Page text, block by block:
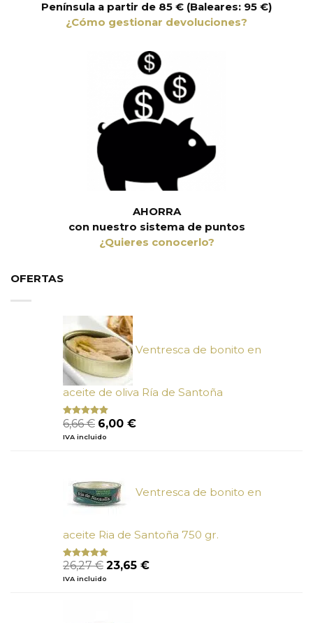
Península a partir de 85 € (Baleares: 95 €)
¿Cómo gestionar devoluciones?
AHORRA
con nuestro sistema de puntos
¿Quieres conocerlo?
OFERTAS
Ventresca de bonito en
aceite de oliva Ría de Santoña
Valorado
con
de 5
6,66€ El
precio
6,00 €El
IVA incluido
Ventresca de bonito en
aceite Ria de Santoña 750 gr.
Valorado
con
5
26,27€ El
precio
23,65 €El
IVA incluido